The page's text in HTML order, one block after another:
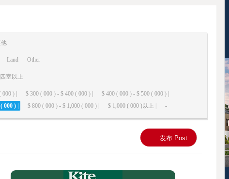
Land Other
四室以上
) | $ 300 ( 000 ) - $ 400 ( 000 ) |
$ 400 ( 000 ) - $ 500 ( 000 ) |
000 ) | $ 800 ( 000 ) - $ 1,000 ( 000 ) | $ 1,000 ( 000 )以上 | -
发布 Post